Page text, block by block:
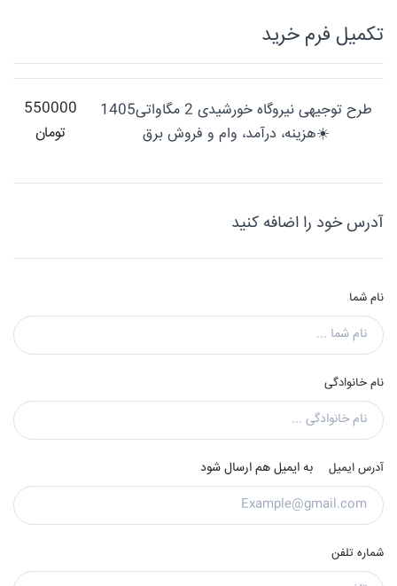
تکميل فرم خريد
طرح توجیهی نیروگاه خورشیدی 2 مگاواتی1405
☀️هزینه، درآمد، وام و فروش برق
550000
تومان
آدرس خود را اضافه کنید
نام شما
نام خانوادگی
آدرس ایمیل به ایمیل هم ارسال شود
شماره تلفن